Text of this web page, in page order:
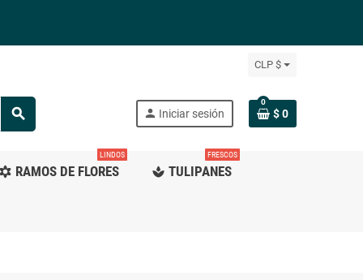
CLP $
search person Iniciar sesión
0
$ 0
filter_vintage RAMOS DE FLORES
LINDOS
spa TULIPANES
FRESCOS